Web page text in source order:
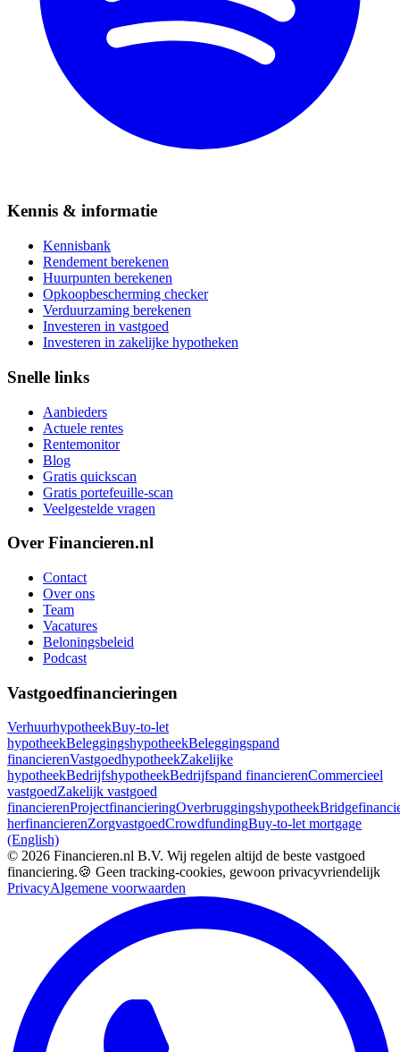
Kennis & informatie
Kennisbank
Rendement berekenen
Huurpunten berekenen
Opkoopbescherming checker
Verduurzaming berekenen
Investeren in vastgoed
Investeren in zakelijke hypotheken
Snelle links
Aanbieders
Actuele rentes
Rentemonitor
Blog
Gratis quickscan
Gratis portefeuille-scan
Veelgestelde vragen
Over Financieren.nl
Contact
Over ons
Team
Vacatures
Beloningsbeleid
Podcast
Vastgoedfinancieringen
VerhuurhypotheekBuy-to-let
hypotheekBeleggingshypotheekBeleggingspand
financierenVastgoedhypotheekZakelijke
hypotheekBedrijfshypotheekBedrijfspand financierenCommercieel
vastgoedZakelijk vastgoed
financierenProjectfinancieringOverbruggingshypotheek
herfinancierenZorgvastgoedCrowdfundingBuy-to-let mortgage
(English)
© 2026 Financieren.nl B.V. Wij regelen altijd de beste vastgoed
financiering.🍪 Geen tracking-cookies, gewoon privacyvriendelijk
PrivacyAlgemene voorwaarden